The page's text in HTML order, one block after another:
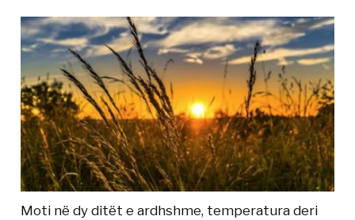
Moti në dy ditët e ardhshme, temperatura deri